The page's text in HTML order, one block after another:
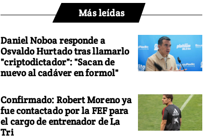
Más leídas
Daniel Noboa responde a
Osvaldo Hurtado tras llamarlo
"criptodictador": "Sacan de
nuevo al cadáver en formol"
Confirmado: Robert Moreno ya
fue contactado por la FEF para
el cargo de entrenador de La
Tri